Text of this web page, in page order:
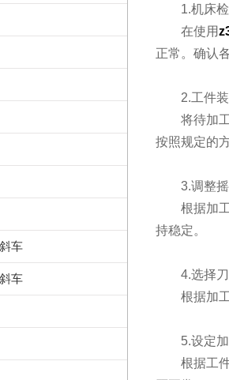
车
车
1.机床检
在使用
正常。确认
2.工件装
将待加工
按照规定的
3.调整摇
根据加工
持稳定。
4.选择刀
根据加工
5.设定加
根据工件